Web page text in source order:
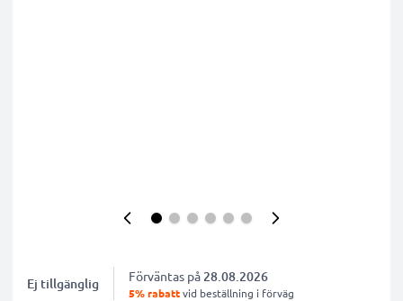
Ej tillgänglig Förväntas på 28.08.2026
5% rabattvid beställning i förväg